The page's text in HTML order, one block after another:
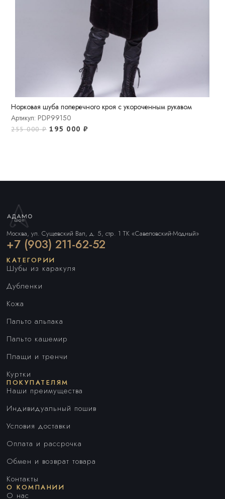
Норковая шуба поперечного кроя с укороченным рукавом
Артикул: PDP99150
255 000₽ 195 000₽
Москва, ул. Сущевский Вал, д. 5, стр. 1 ТК «Савеловский-Модный»
+7 (903) 211-62-52
КАТЕГОРИИ
Шубы из каракуля
Дубленки
Кожа
Пальто альпака
Пальто кашемир
Плащи и тренчи
Куртки
ПОКУПАТЕЛЯМ
Наши преимущества
Индивидуальный пошив
Условия доставки
Оплата и рассрочка
Обмен и возврат товара
Контакты
О КОМПАНИИ
О нас